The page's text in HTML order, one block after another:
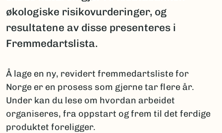
økologiske risikovurderinger, og
resultatene av disse presenteres i
Fremmedartslista.
Å lage en ny, revidert fremmedartsliste for
Norge er en prosess som gjerne tar flere år.
Under kan du lese om hvordan arbeidet
organiseres, fra oppstart og frem til det ferdige
produktet foreligger.